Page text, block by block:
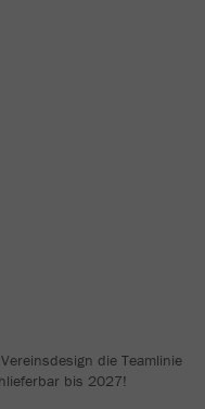
die Teamlinie
bis 2027!